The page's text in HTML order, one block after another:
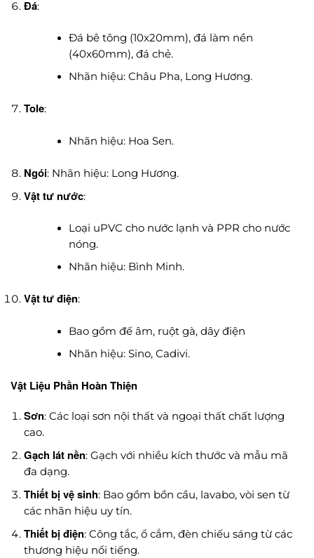
Đá:
Đá bê tông (10x20mm), đá làm nền
(40x60mm), đá chẻ.
Nhãn hiệu: Châu Pha, Long Hương.
Tole:
Nhãn hiệu: Hoa Sen.
Ngói: Nhãn hiệu: Long Hương.
Vật tư nước:
Loại uPVC cho nước lạnh và PPR cho nước
nóng.
Nhãn hiệu: Bình Minh.
Vật tư điện:
Bao gồm đế âm, ruột gà, dây điện
Nhãn hiệu: Sino, Cadivi.
Vật Liệu Phần Hoàn Thiện
Sơn: Các loại sơn nội thất và ngoại thất chất lượng
cao.
Gạch lát nền: Gạch với nhiều kích thước và mẫu mã
đa dạng.
Thiết bị vệ sinh: Bao gồm bồn cầu, lavabo, vòi sen từ
các nhãn hiệu uy tín.
Thiết bị điện: Công tắc, ổ cắm, đèn chiếu sáng từ các
thương hiệu nổi tiếng.